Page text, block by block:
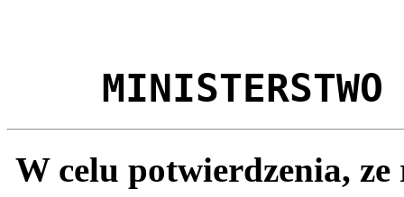
MINISTERSTWO
W celu potwierdzenia,